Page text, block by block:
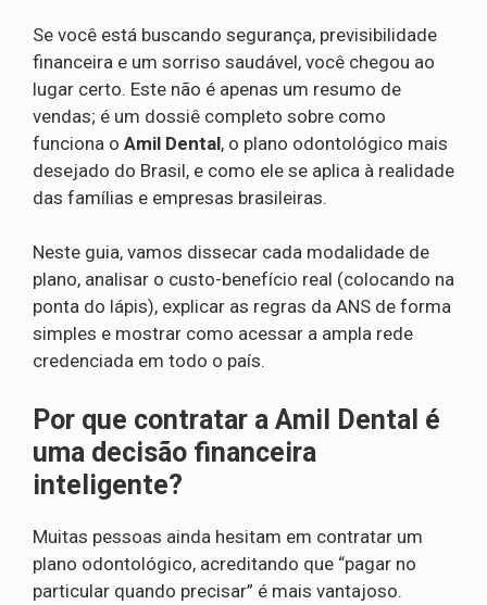
Se você está buscando segurança, previsibilidade
financeira e um sorriso saudável, você chegou ao
lugar certo. Este não é apenas um resumo de
vendas; é um dossiê completo sobre como
funciona o Amil Dental, o plano odontológico mais
desejado do Brasil, e como ele se aplica à realidade
das famílias e empresas brasileiras.
Neste guia, vamos dissecar cada modalidade de
plano, analisar o custo-benefício real (colocando na
ponta do lápis), explicar as regras da ANS de forma
simples e mostrar como acessar a ampla rede
credenciada em todo o país.
Por que contratar a Amil Dental é
uma decisão financeira
inteligente?
Muitas pessoas ainda hesitam em contratar um
plano odontológico, acreditando que “pagar no
particular quando precisar” é mais vantajoso.